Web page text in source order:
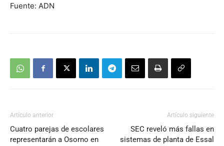
Fuente: ADN
Artículo anterior
Cuatro parejas de escolares
representarán a Osorno en
Artículo siguiente
SEC reveló más fallas en
sistemas de planta de Essal